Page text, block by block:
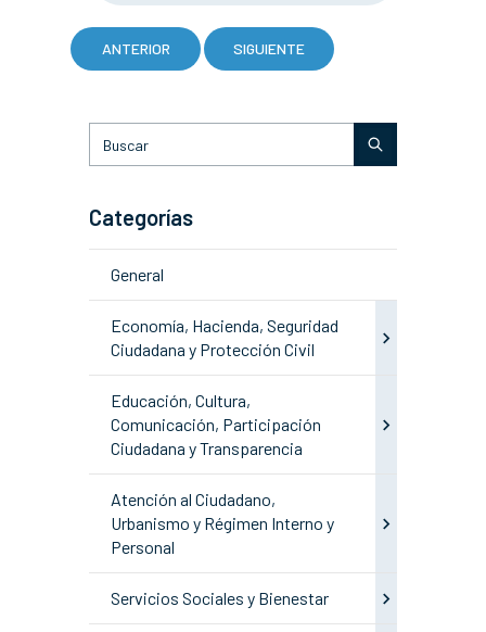
ANTERIOR SIGUIENTE
Categorías
General
Economía, Hacienda, Seguridad
Ciudadana y Protección Civil
Educación, Cultura,
Comunicación, Participación
Ciudadana y Transparencia
Atención al Ciudadano,
Urbanismo y Régimen Interno y
Personal
Servicios Sociales y Bienestar